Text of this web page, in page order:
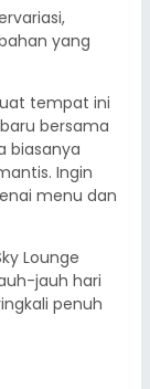
yang
tempat ini
bersama
biasanya
Ingin
menu dan
Lounge
jauh hari
penuh